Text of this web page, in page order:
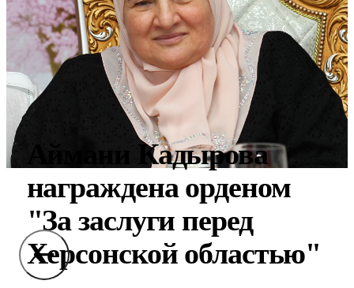
Аймани Кадырова
награждена орденом
"За заслуги перед
Херсонской областью"